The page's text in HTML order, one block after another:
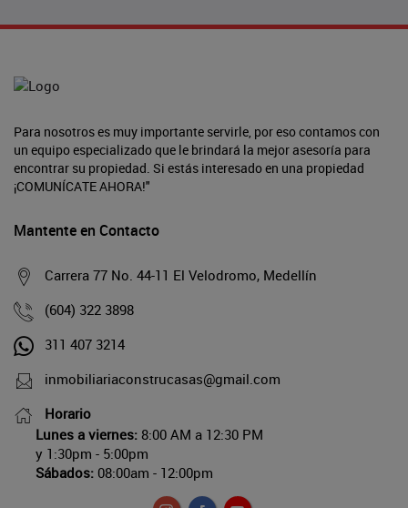
Para nosotros es muy importante servirle, por eso contamos con
un equipo especializado que le brindará la mejor asesoría para
encontrar su propiedad. Si estás interesado en una propiedad
¡COMUNÍCATE AHORA!"
Mantente en Contacto
Carrera 77 No. 44-11 El Velodromo, Medellín
(604) 322 3898
311 407 3214
inmobiliariaconstrucasas@gmail.com
Horario
Lunes a viernes: 8:00 AM a 12:30 PM
y 1:30pm - 5:00pm
Sábados: 08:00am - 12:00pm